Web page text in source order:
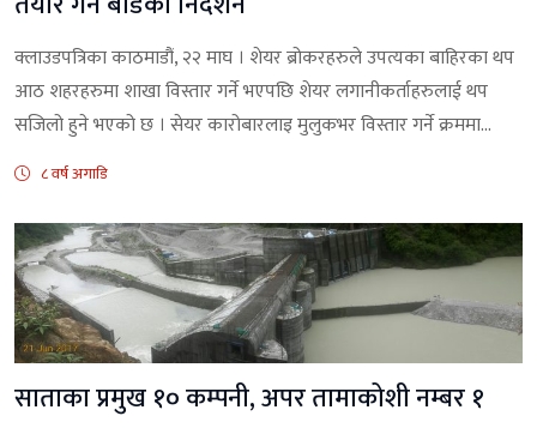
क्लाउडपत्रिका काठमाडौं, २२ माघ । शेयर ब्रोकरहरुले उपत्यका बाहिरका थप
आठ शहरहरुमा शाखा विस्तार गर्ने भएपछि शेयर लगानीकर्ताहरुलाई थप
सजिलो हुने भएको छ । सेयर कारोबारलाइ मुलुकभर विस्तार गर्ने क्रममा...
८ वर्ष अगाडि
साताका प्रमुख १० कम्पनी, अपर तामाकोशी नम्बर १